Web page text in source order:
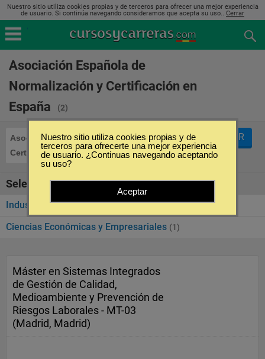
Nuestro sitio utiliza cookies propias y de terceros para ofrecer una mejor experiencia
de usuario. Si continúa navegando consideramos que acepta su uso.. Cerrar
Asociación Española de
Normalización y Certificación en
España
(2)
Asociación Española de Normalización y
Certificación
FILTRAR
Seleccione la categoría
Industria (1)
Ciencias Económicas y Empresariales (1)
Máster en Sistemas Integrados
de Gestión de Calidad,
Medioambiente y Prevención de
Riesgos Laborales - MT-03
(Madrid, Madrid)
Nuestro sitio utiliza cookies propias y de
terceros para ofrecerte una mejor experiencia
de usuario. ¿Continuas navegando aceptando
su uso?
Aceptar